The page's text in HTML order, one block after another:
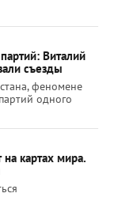
Виталий
съезды
феномене
одного
картах мира.